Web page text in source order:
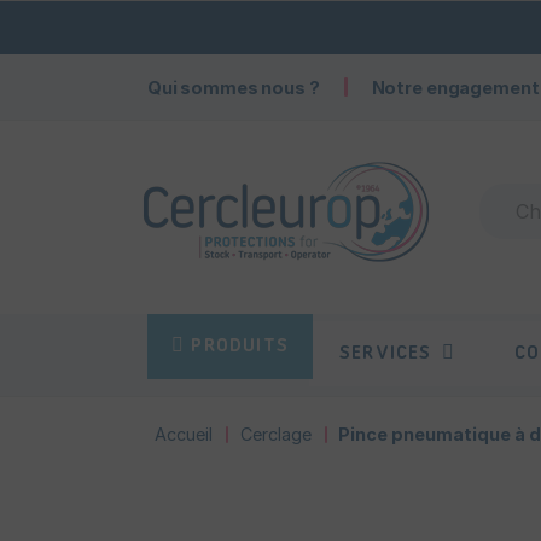
Qui sommes nous ? Notre engagement
PRODUITS SERVICES
Accueil Cerclage Pince pneumatique à